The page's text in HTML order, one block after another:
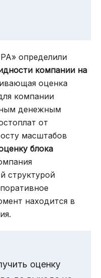
определили
компании на
оценка
компании
денежным
от
масштабов
блока
структурой
находится в
оценку